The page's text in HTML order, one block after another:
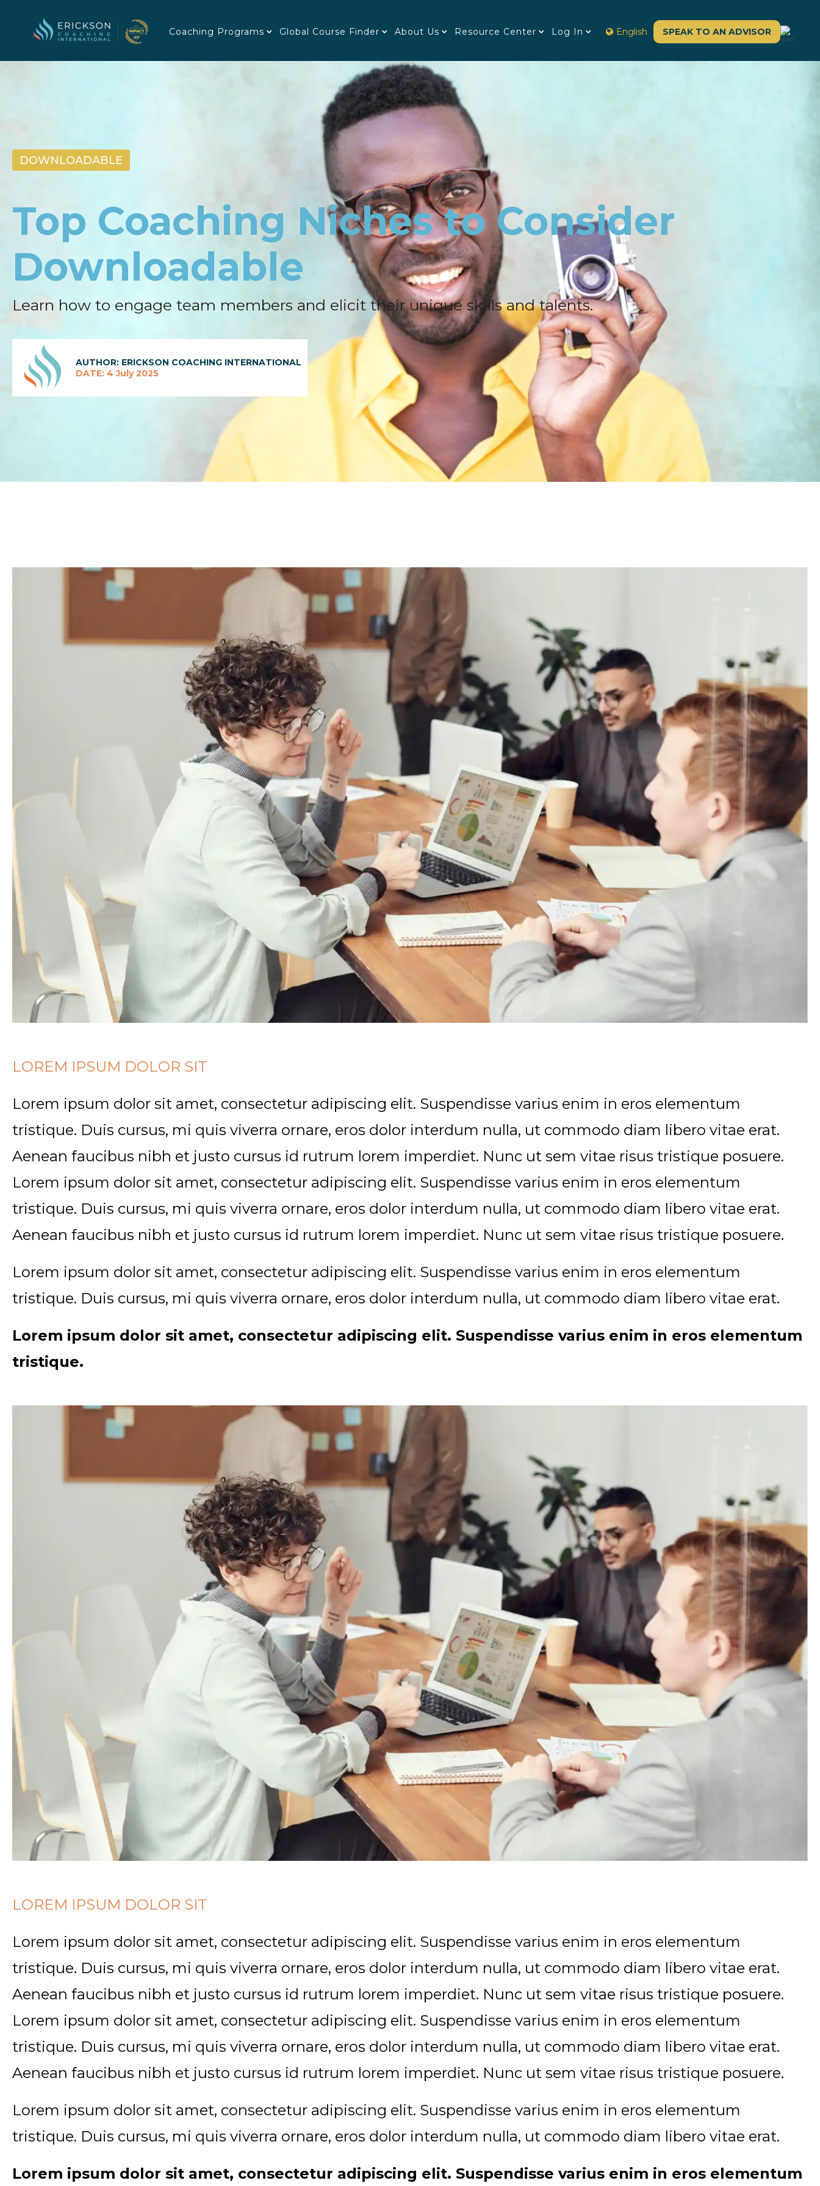
Coaching Programs Global Course Finder About Us Resource Center Log In SPEAK TO AN ADVISOR
English
DOWNLOADABLE
Top Coaching Niches to Consider
Downloadable
Learn how to engage team members and elicit their unique skills and talents.
AUTHOR: ERICKSON COACHING INTERNATIONAL
DATE: 4 July 2025
LOREM IPSUM DOLOR SIT
Lorem ipsum dolor sit amet, consectetur adipiscing elit. Suspendisse varius enim in eros elementum
tristique. Duis cursus, mi quis viverra ornare, eros dolor interdum nulla, ut commodo diam libero vitae erat.
Aenean faucibus nibh et justo cursus id rutrum lorem imperdiet. Nunc ut sem vitae risus tristique posuere.
Lorem ipsum dolor sit amet, consectetur adipiscing elit. Suspendisse varius enim in eros elementum
tristique. Duis cursus, mi quis viverra ornare, eros dolor interdum nulla, ut commodo diam libero vitae erat.
Aenean faucibus nibh et justo cursus id rutrum lorem imperdiet. Nunc ut sem vitae risus tristique posuere.
Lorem ipsum dolor sit amet, consectetur adipiscing elit. Suspendisse varius enim in eros elementum
tristique. Duis cursus, mi quis viverra ornare, eros dolor interdum nulla, ut commodo diam libero vitae erat.
Lorem ipsum dolor sit amet, consectetur adipiscing elit. Suspendisse varius enim in eros elementum
tristique.
LOREM IPSUM DOLOR SIT
Lorem ipsum dolor sit amet, consectetur adipiscing elit. Suspendisse varius enim in eros elementum
tristique. Duis cursus, mi quis viverra ornare, eros dolor interdum nulla, ut commodo diam libero vitae erat.
Aenean faucibus nibh et justo cursus id rutrum lorem imperdiet. Nunc ut sem vitae risus tristique posuere.
Lorem ipsum dolor sit amet, consectetur adipiscing elit. Suspendisse varius enim in eros elementum
tristique. Duis cursus, mi quis viverra ornare, eros dolor interdum nulla, ut commodo diam libero vitae erat.
Aenean faucibus nibh et justo cursus id rutrum lorem imperdiet. Nunc ut sem vitae risus tristique posuere.
Lorem ipsum dolor sit amet, consectetur adipiscing elit. Suspendisse varius enim in eros elementum
tristique. Duis cursus, mi quis viverra ornare, eros dolor interdum nulla, ut commodo diam libero vitae erat.
Lorem ipsum dolor sit amet, consectetur adipiscing elit. Suspendisse varius enim in eros elementum